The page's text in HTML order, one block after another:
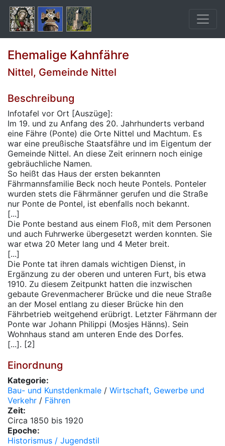
Ehemalige Kahnfähre
Nittel, Gemeinde Nittel
Beschreibung
Infotafel vor Ort [Auszüge]:
Im 19. und zu Anfang des 20. Jahrhunderts verband
eine Fähre (Ponte) die Orte Nittel und Machtum. Es
war eine preußische Staatsfähre und im Eigentum der
Gemeinde Nittel. An diese Zeit erinnern noch einige
gebräuchliche Namen.
So heißt das Haus der ersten bekannten
Fährmannsfamilie Beck noch heute Pontels. Ponteler
wurden stets die Fährmänner gerufen und die Straße
nur Ponte de Pontel, ist ebenfalls noch bekannt.
[...]
Die Ponte bestand aus einem Floß, mit dem Personen
und auch Fuhrwerke übergesetzt werden konnten. Sie
war etwa 20 Meter lang und 4 Meter breit.
[...]
Die Ponte tat ihren damals wichtigen Dienst, in
Ergänzung zu der oberen und unteren Furt, bis etwa
1910. Zu diesem Zeitpunkt hatten die inzwischen
gebaute Grevenmacherer Brücke und die neue Straße
an der Mosel entlang zu dieser Brücke hin den
Fährbetrieb weitgehend erübrigt. Letzter Fährmann der
Ponte war Johann Philippi (Mosjes Hänns). Sein
Wohnhaus stand am unteren Ende des Dorfes.
[...]. [2]
Einordnung
Kategorie:
Bau- und Kunstdenkmale / Wirtschaft, Gewerbe und
Verkehr / Fähren
Zeit:
Circa 1850 bis 1920
Epoche:
Historismus / Jugendstil